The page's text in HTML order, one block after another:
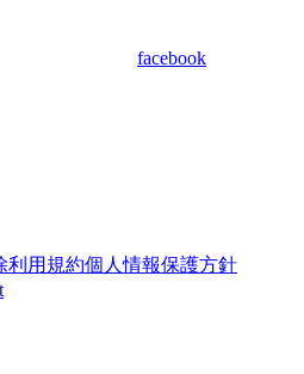
facebook
利用規約個人情報保護方針